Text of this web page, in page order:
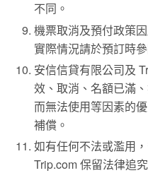
不同。
機票取消及預付政策
實際情況請於預訂時
安信信貸有限公司及
效、取消、名額已滿
而無法使用等因素的
補償。
如有任何不法或濫用
Trip.com 保留法律追